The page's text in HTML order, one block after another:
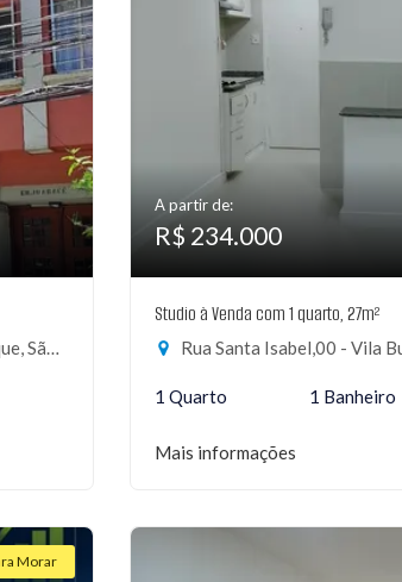
SP
A partir de:
R$ 234.000
Studio à Venda com 1 quarto, 27m²
Rua Santa Isabel,00 - Vila
1 Quarto 1 Banheiro
Mais informações
Morar